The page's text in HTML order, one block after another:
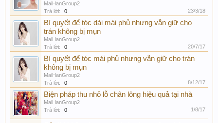
MaiHanGroup2
Trả lời:
0 23/3/18
Bí quyết để tóc dài mái phủ nhưng vẫn giữ cho
trán không bị mụn
MaiHanGroup2
Trả lời:
0 20/7/17
Bí quyết để tóc mái phủ nhưng vẫn giữ cho trán
không bị mụn
MaiHanGroup2
Trả lời:
0 8/12/17
Biện pháp thu nhỏ lỗ chân lông hiệu quả tại nhà
MaiHanGroup2
Trả lời:
0 1/8/17